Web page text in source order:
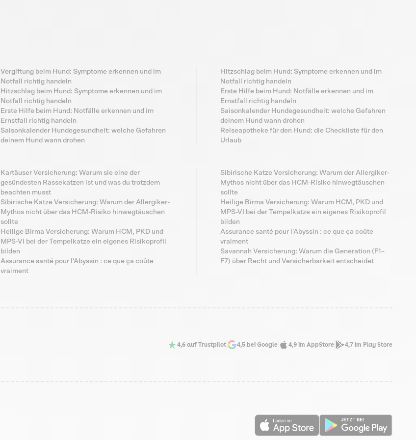
Vergiftung beim Hund: Symptome erkennen und im
Notfall richtig handeln
Hitzschlag beim Hund: Symptome erkennen und im
Notfall richtig handeln
Erste Hilfe beim Hund: Notfälle erkennen und im
Ernstfall richtig handeln
Saisonkalender Hundegesundheit: welche Gefahren
deinem Hund wann drohen
Hitzschlag beim Hund: Symptome erkennen und im
Notfall richtig handeln
Erste Hilfe beim Hund: Notfälle erkennen und im
Ernstfall richtig handeln
Saisonkalender Hundegesundheit: welche Gefahren
deinem Hund wann drohen
Reiseapotheke für den Hund: die Checkliste für den
Urlaub
Kartäuser Versicherung: Warum sie eine der
gesündesten Rassekatzen ist und was du trotzdem
beachten musst
Sibirische Katze Versicherung: Warum der Allergiker-
Mythos nicht über das HCM-Risiko hinwegtäuschen
sollte
Heilige Birma Versicherung: Warum HCM, PKD und
MPS-VI bei der Tempelkatze ein eigenes Risikoprofil
bilden
Assurance santé pour l'Abyssin : ce que ça coûte
vraiment
Sibirische Katze Versicherung: Warum der Allergiker-
Mythos nicht über das HCM-Risiko hinwegtäuschen
sollte
Heilige Birma Versicherung: Warum HCM, PKD und
MPS-VI bei der Tempelkatze ein eigenes Risikoprofil
bilden
Assurance santé pour l'Abyssin : ce que ça coûte
vraiment
Savannah Versicherung: Warum die Generation (F1–
F7) über Recht und Versicherbarkeit entscheidet
4,6 auf Trustpilot 4,5 bei Google 4,9 im AppStore 4,7 im Play Store